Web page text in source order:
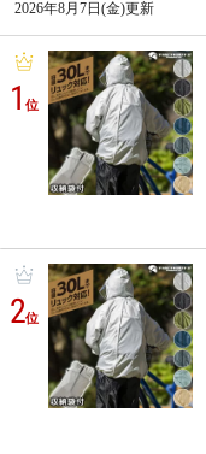
2026年8月7日(金)更新
1位
2位